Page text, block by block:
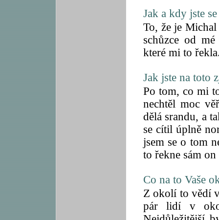
Jak a kdy jste
To, že je
schůzce od
které mi to
Jak jste na toto
Po tom, co mi
nechtěl moc
dělá srandu, a
se cítil úplně
jsem se o tom
to řekne sám on
Co na to Vaše
Z okolí to vědí
pár lidí v